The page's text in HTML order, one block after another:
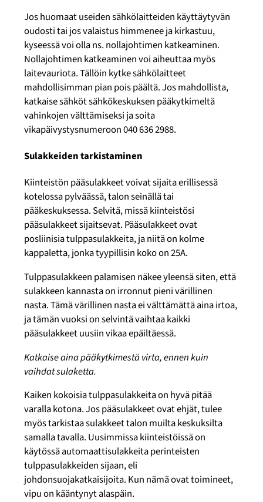
Jos huomaat useiden sähkölaitteiden käyttäytyvän
oudosti tai jos valaistus himmenee ja kirkastuu,
kyseessä voi olla ns. nollajohtimen katkeaminen.
Nollajohtimen katkeaminen voi aiheuttaa myös
laitevauriota. Tällöin kytke sähkölaitteet
mahdollisimman pian pois päältä. Jos mahdollista,
katkaise sähköt sähkökeskuksen pääkytkimeltä
vahinkojen välttämiseksi ja soita
vikapäivystysnumeroon 040 636 2988.
Sulakkeiden tarkistaminen
Kiinteistön pääsulakkeet voivat sijaita erillisessä
kotelossa pylväässä, talon seinällä tai
pääkeskuksessa. Selvitä, missä kiinteistösi
pääsulakkeet sijaitsevat. Pääsulakkeet ovat
posliinisia tulppasulakkeita, ja niitä on kolme
kappaletta, jonka tyypillisin koko on 25A.
Tulppasulakkeen palamisen näkee yleensä siten, että
sulakkeen kannasta on irronnut pieni värillinen
nasta. Tämä värillinen nasta ei välttämättä aina irtoa,
ja tämän vuoksi on selvintä vaihtaa kaikki
pääsulakkeet uusiin vikaa epäiltäessä.
Katkaise aina pääkytkimestä virta, ennen kuin
vaihdat sulaketta.
Kaiken kokoisia tulppasulakkeita on hyvä pitää
varalla kotona. Jos pääsulakkeet ovat ehjät, tulee
myös tarkistaa sulakkeet talon muilta keskuksilta
samalla tavalla. Uusimmissa kiinteistöissä on
käytössä automaattisulakkeita perinteisten
tulppasulakkeiden sijaan, eli
johdonsuojakatkaisijoita. Kun nämä ovat toimineet,
vipu on kääntynyt alaspäin.